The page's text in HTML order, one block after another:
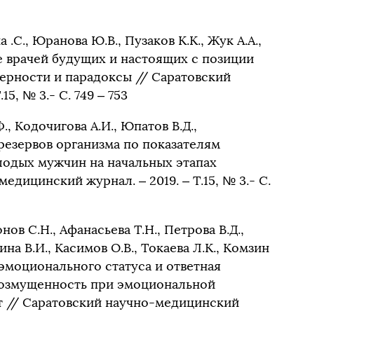
.С., Юранова Ю.В., Пузаков К.К., Жук А.А.,
будущих и настоящих с позиции
и парадоксы // Саратовский
№ 3.- С. 749 – 753
Кодочигова А.И., Юпатов В.Д.,
организма по показателям
мужчин на начальных этапах
журнал. – 2019. – Т.15, № 3.- С.
С.Н., Афанасьева Т.Н., Петрова В.Д.,
В.И., Касимов О.В., Токаева Л.К., Комзин
статуса и ответная
при эмоциональной
// Саратовский научно-медицинский